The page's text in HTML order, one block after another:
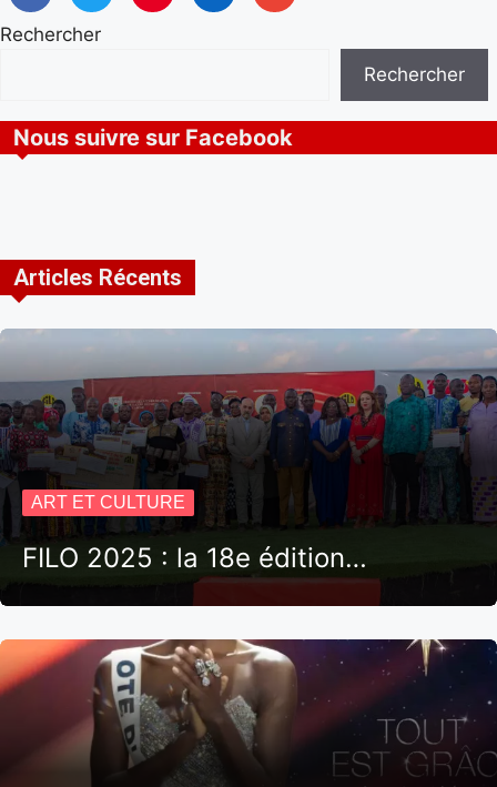
Rechercher
Rechercher
Nous suivre sur Facebook
Articles Récents
ART ET CULTURE
FILO 2025 : la 18e édition…